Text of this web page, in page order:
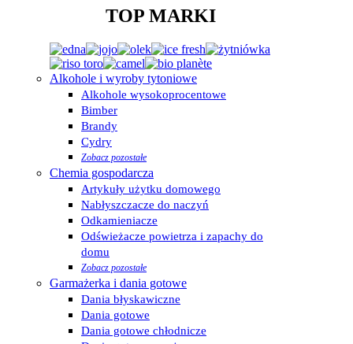
TOP MARKI
Alkohole i wyroby tytoniowe
Alkohole wysokoprocentowe
Bimber
Brandy
Cydry
Zobacz pozostałe
Chemia gospodarcza
Artykuły użytku domowego
Nabłyszczacze do naczyń
Odkamieniacze
Odświeżacze powietrza i zapachy do
domu
Zobacz pozostałe
Garmażerka i dania gotowe
Dania błyskawiczne
Dania gotowe
Dania gotowe chłodnicze